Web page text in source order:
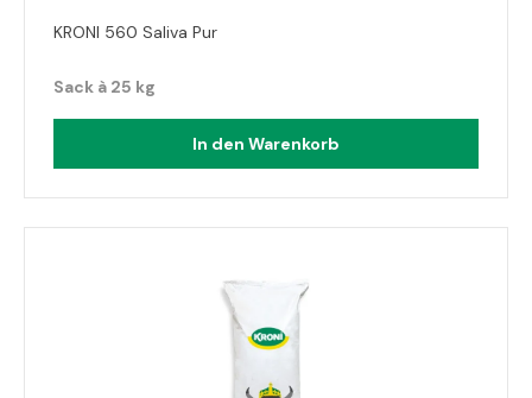
KRONI 560 Saliva Pur
Sack à 25 kg
In den Warenkorb